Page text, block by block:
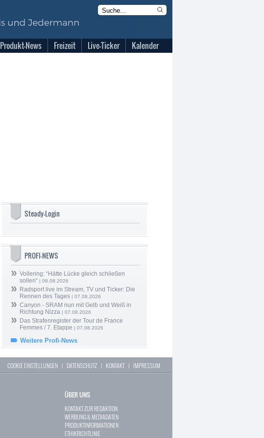
Produkt-News Freizeit Live-Ticker Kalender
Steady-Login
PROFI-NEWS
Vollering: “Hätte Lücke gleich schließen
sollen“ | 08.08.2026
Radsport live im Stream, TV und Ticker: Die
Rennen des Tages | 07.08.2026
Canyon - SRAM nun mit Gelb und Weiß in
Richtung Nizza | 07.08.2026
Das Strafenregister der Tour de France
Femmes / 7. Etappe | 07.08.2026
Weitere Profi-News
COOKIE EINSTELLUNGEN | DATENSCHUTZ | KONTAKT| IMPRESSUM
ÜBER UNS
KONTAKT ZUR REDAKTION
WERBUNG & MEDIADATEN
PRODUKTINFORMATIONEN
ETHIKRICHTLINIE